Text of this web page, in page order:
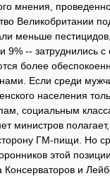
мнения,
Великобритании
меньше
9% -- затруднились
более
Если среди
населения
социальным
министров
ГМ-пищи. Но
этой
Консерваторов и